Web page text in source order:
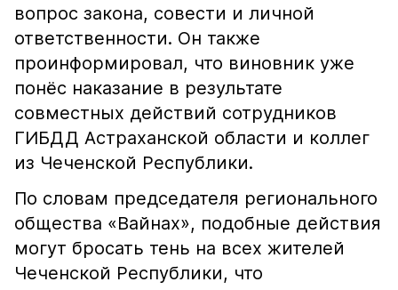
вопрос закона, совести и личной
ответственности. Он также
проинформировал, что виновник уже
понёс наказание в результате
совместных действий сотрудников
ГИБДД Астраханской области и коллег
из Чеченской Республики.
По словам председателя регионального
общества «Вайнах», подобные действия
могут бросать тень на всех жителей
Чеченской Республики, что